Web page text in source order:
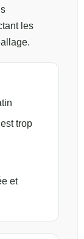
les
trop
et